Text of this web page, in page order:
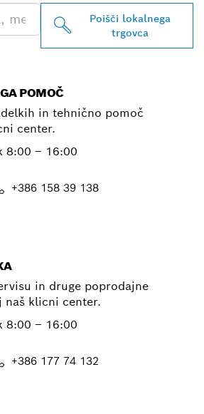
Poišči lokalnega
trgovca
POMOČ
in tehnično pomoč
center.
8:00 – 16:00
+386 158 39 138
in druge poprodajne
klicni center.
8:00 – 16:00
+386 177 74 132